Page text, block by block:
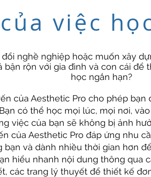
việc
nghề nghiệp hoặc muốn xây
rộn với gia đình và con cái để
học ngắn hạn?
của Aesthetic Pro cho phép
có thể học mọi lúc, mọi nơi,
việc của bạn sẽ không bị ảnh
của Aesthetic Pro đáp ứng nhu
bạn và dành nhiều thời gian hơn
hiểu nhanh nội dung thông qua
các trang lý thuyết để thiết kế